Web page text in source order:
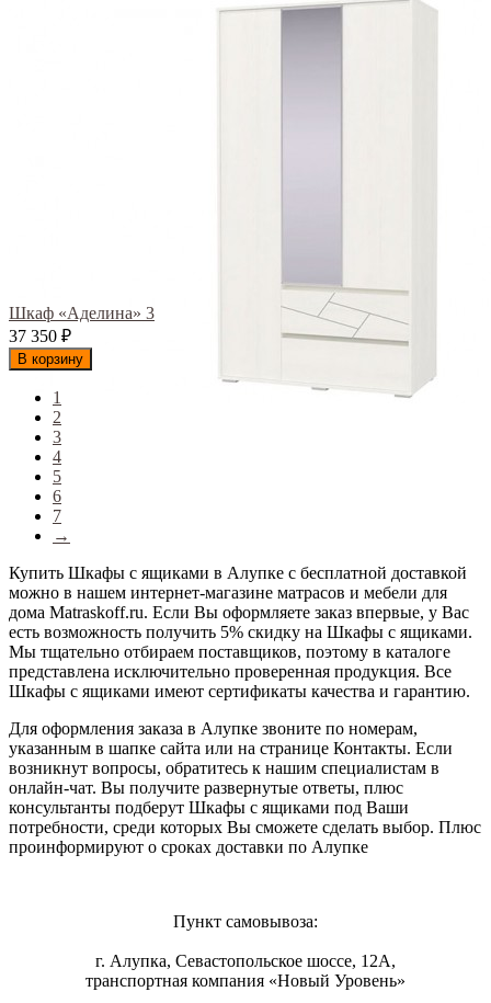
Шкаф «Аделина» 3
37 350 ₽
В корзину
1
2
3
4
5
6
7
→
Купить Шкафы с ящиками в Алупке с бесплатной доставкой
можно в нашем интернет-магазине матрасов и мебели для
дома Matraskoff.ru. Если Вы оформляете заказ впервые, у Вас
есть возможность получить 5% скидку на Шкафы с ящиками.
Мы тщательно отбираем поставщиков, поэтому в каталоге
представлена исключительно проверенная продукция. Все
Шкафы с ящиками имеют сертификаты качества и гарантию.
Для оформления заказа в Алупке звоните по номерам,
указанным в шапке сайта или на странице Контакты. Если
возникнут вопросы, обратитесь к нашим специалистам в
онлайн-чат. Вы получите развернутые ответы, плюс
консультанты подберут Шкафы с ящиками под Ваши
потребности, среди которых Вы сможете сделать выбор. Плюс
проинформируют о сроках доставки по Алупке
Пункт самовывоза:
г. Алупка, Севастопольское шоссе, 12А,
транспортная компания «Новый Уровень»